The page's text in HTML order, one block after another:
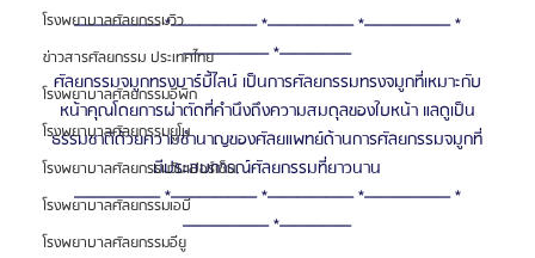
โรงพยาบาลศัลยกรรมวิว
ข่าวสารศัลยกรรม ประเทศไทย
โรงพยาบาลศัลยกรรมอีพิก
โรงพยาบาลศัลยกรรมยูโน
โรงพยาบาลศัลยกรรมวันเปอร์เซ็น
โรงพยาบาลศัลยกรรมเอบี
โรงพยาบาลศัลยกรรมอียู
—————— *—————— *—————— *—————— *
—————— *—————
ศัลยกรรมจมูกทรงบาร์บี้ไลน์ เป็นการศัลยกรรมทรงจมูกที่เหมาะกับ
หน้าคุณโดยการผ่าตัดที่คำนึงถึงความสมดุลของใบหน้า แลดูเป็น
ธรรมชาติด้วยความชำนาญของศัลยแพทย์ด้านการศัลยกรรมจมูกที่
มีประสบการณ์ศัลยกรรมที่ยาวนาน
—————— *—————— *—————— *—————— *
—————— *—————